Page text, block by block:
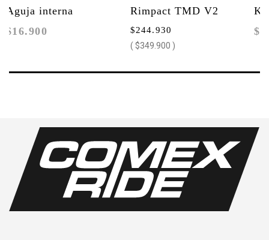
Aguja interna
vastago Shock MOD
$16.900
Rimpact TMD V2
Mass Damper
$244.930
( $349.900 )